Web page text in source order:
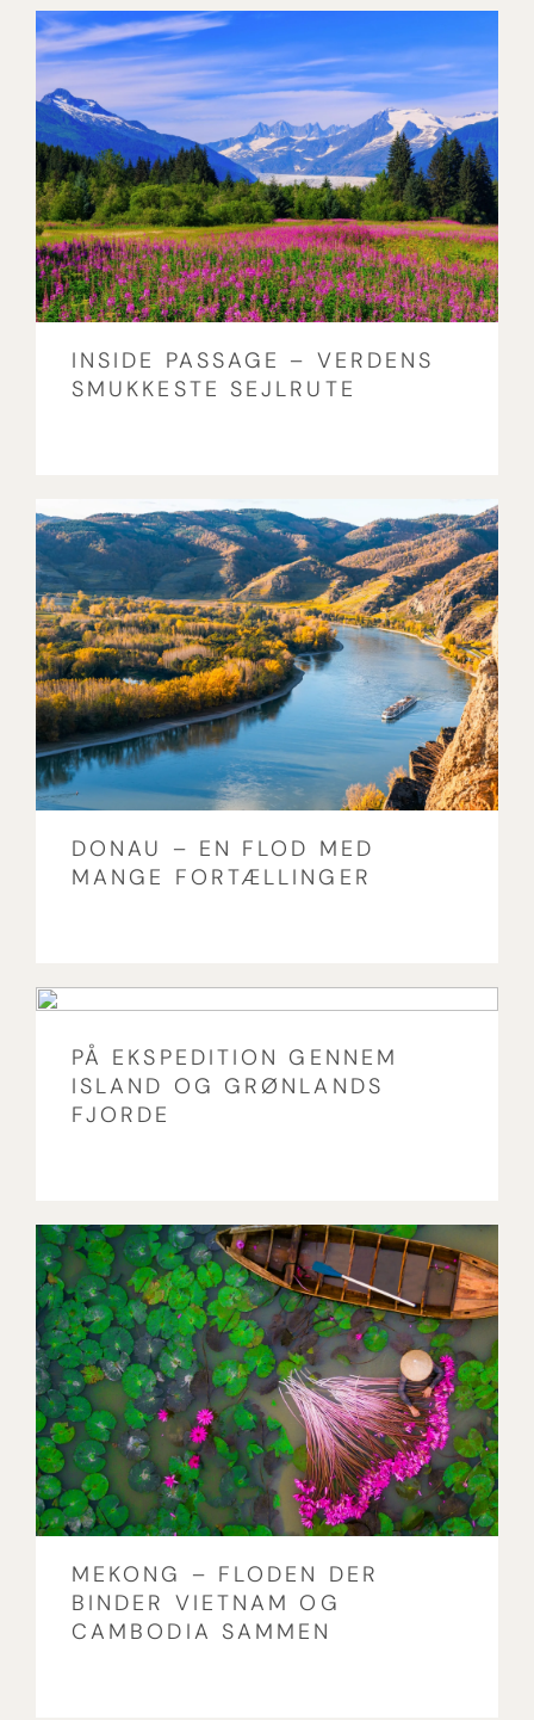
INSIDE PASSAGE – VERDENS
SMUKKESTE SEJLRUTE
DONAU – EN FLOD MED
MANGE FORTÆLLINGER
PÅ EKSPEDITION GENNEM
ISLAND OG GRØNLANDS
FJORDE
MEKONG – FLODEN DER
BINDER VIETNAM OG
CAMBODIA SAMMEN